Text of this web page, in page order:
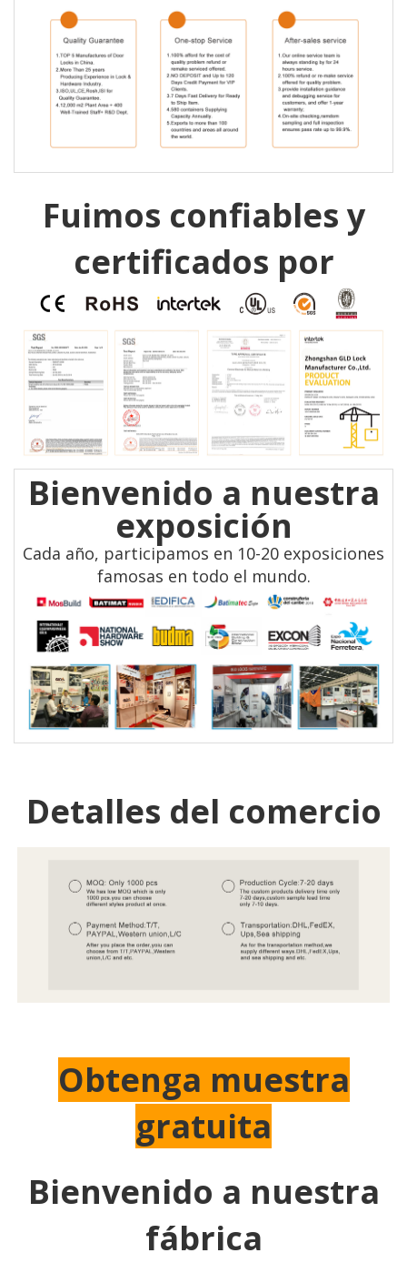
Fuimos confiables y
certificados por
Bienvenido a nuestra
exposición
Cada año, participamos en 10-20 exposiciones
famosas en todo el mundo.
Detalles del comercio
Obtenga muestra
gratuita
Bienvenido a nuestra
fábrica